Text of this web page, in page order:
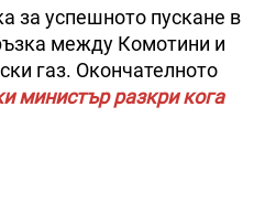
за успешното пускане в
между Комотини и
газ. Окончателното
министър разкри кога